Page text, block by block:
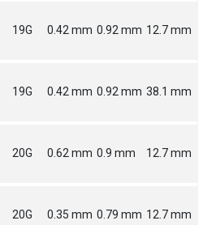
19G 0.42 mm 0.92 mm 12.7 mm
19G 0.42 mm 0.92 mm 38.1 mm
20G 0.62 mm 0.9 mm 12.7 mm
20G 0.35 mm 0.79 mm 12.7 mm